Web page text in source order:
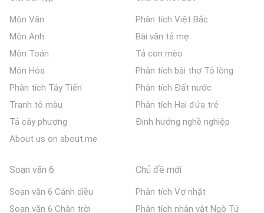
Môn Văn
Môn Anh
Môn Toán
Môn Hóa
Phân tích Tây Tiến
Tranh tô màu
Tả cây phượng
About us on about.me
Phân tích Việt Bắc
Bài văn tả mẹ
Tả con mèo
Phân tích bài thơ Tỏ lòng
Phân tích Đất nước
Phân tích Hai đứa trẻ
Định hướng nghề nghiệp
Soạn văn 6
Soạn văn 6 Cánh diều
Soạn văn 6 Chân trời
Chủ đề mới
Phân tích Vợ nhặt
Phân tích nhân vật Ngô Tử